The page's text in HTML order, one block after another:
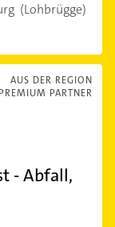
(Lohbrügge)
AUS DER REGION
PREMIUM PARTNER
- Abfall,